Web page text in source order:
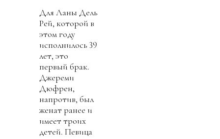
Для Ланы Дель
Рей, которой в
этом году
исполнилось 39
лет, это
первый брак.
Джереми
Дюфрен,
напротив, был
женат ранее и
имеет троих
детей. Певица